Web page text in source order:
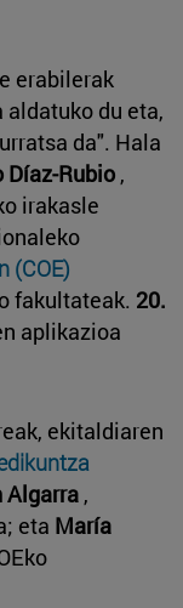
erabilerak
du eta,
da". Hala
Díaz-Rubio ,
irakasle
(COE)
fakultateak. 20.
aplikazioa
ekitaldiaren
Algarra ,
eta María